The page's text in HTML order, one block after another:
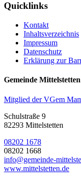
Quicklinks
Kontakt
Inhaltsverzeichnis
Impressum
Datenschutz
Erklärung zur
Gemeinde Mittelstetten
Mitglied der VGem
Schulstraße 9
82293 Mittelstetten
08202 1678
08202 1668
info@gemeinde-
www.mittelstetten.de